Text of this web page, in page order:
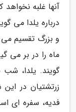
آنها غلبه
درباره یلدا می
گویند. یلدا،
زرتشتیان در
فدیه، سفره ای